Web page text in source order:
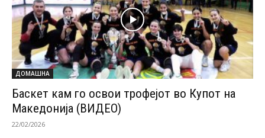
ДОМАШНА
Баскет кам го освои трофејот во Купот на
Македонија (ВИДЕО)
22/02/2026